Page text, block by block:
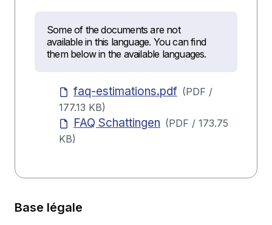
Some of the documents are not
available in this language. You can find
them below in the available languages.
faq-estimations.pdf (PDF /
177.13 KB)
FAQ Schattingen (PDF / 173.75
KB)
Base légale